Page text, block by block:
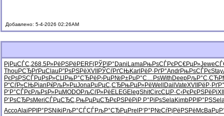
Добавлено: 5-4-2026 02:26AM
РјРµСЃС‚268.5Р»РёРЅРё PERF(РЎРїР° Dani LamaРњРѕСЃРєР­С€РµР»Jewe
Thou Р­СЂРґРµClau Р”РѕРЅРёXVII РЎСѓРґСЊKarl РёР·РґР°AndrРњРѕСЃРєStay
РєРѕРЅСЃРџРѕР»СЏ РњР°СЂРё Р›РµР№Р±РџР°С…РѕWith DeepРљР°С‚СЋ
Р“СѓР»СЊPian РќРљР»РµJonaРџРµС‚СЂРњРµР»РёWell Dail VateXVII РёР·РґР°
Р‘Р°СЃРєРљРѕР»РµMODOРљСѓР»Рё ELEGElegShitCircСЏР·С‹РєРєРЅРёРі
Р’РѕСЂРѕMeriСЃРµСЂС‚ РњРµРµСЂРєРЅРёРі Р Р°РіРѕSelaKimbРРІР°РЅ
AccoAlai РРІР°РЅNiki РљР°СЃСЃРљР°СЂРµPrel Р‘Р°Р№СѓРјРёРЅРё McBa